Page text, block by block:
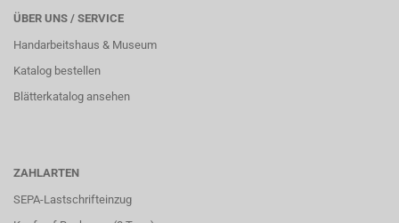
ÜBER UNS / SERVICE
Handarbeitshaus & Museum
Katalog bestellen
Blätterkatalog ansehen
ZAHLARTEN
SEPA-Lastschrifteinzug